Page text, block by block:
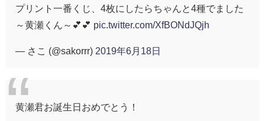
プリント一番くじ、4枚にしたらちゃんと4種でました
～黄瀬くん～💕💕 pic.twitter.com/XfBONdJQjh
— さこ (@sakorrr) 2019年6月18日
黄瀬君お誕生日おめでとう！